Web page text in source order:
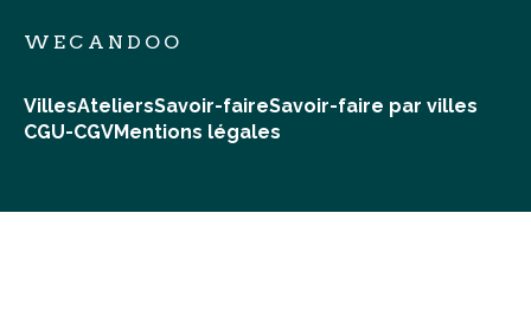
WECANDOO
VillesAteliersSavoir-faireSavoir-faire par villes
CGU-CGVMentions légales